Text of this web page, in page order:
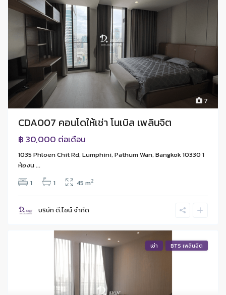
7
CDA007 คอนโดให้เช่า โนเบิล เพลินจิต
฿ 30,000 ต่อเดือน
1035 Phloen Chit Rd, Lumphini, Pathum Wan, Bangkok 10330 1
ห้องน ...
1
1 45 m2
บริษัท ดี.ไซน์ จํากัด
เช่า BTS เพลินจิต